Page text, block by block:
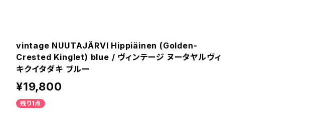
vintage NUUTAJÄRVI Hippiäinen (Golden-
Crested Kinglet) blue / ヴィンテージ ヌータヤルヴィ
キクイタダキ ブルー
¥19,800
残り1点